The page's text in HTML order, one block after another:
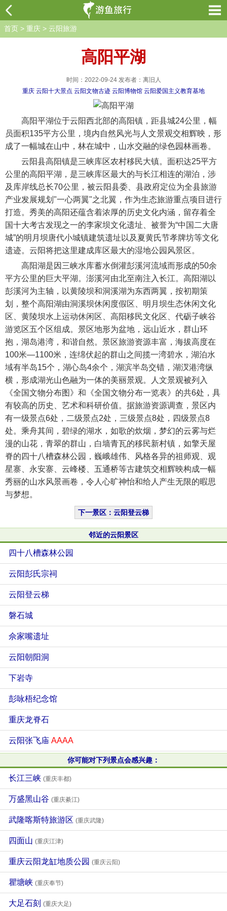
首页 > 重庆 > 云阳旅游
高阳平湖
时间：2022-09-24 发布者：离旧人
重庆 云阳十大景点 云阳文物古迹 云阳博物馆 云阳爱国主义教育基地
高阳平湖位于云阳西北部的高阳镇，距县城24公里，幅
员面积135平方公里，境内自然风光与人文景观交相辉映，形
成了一幅城在山中，林在城中，山水交融的绿色园林画卷。
云阳县高阳镇是三峡库区农村移民大镇。面积达25平方
公里的高阳平湖，是三峡库区最大的与长江相连的湖泊，涉
及库岸线总长70公里，被云阳县委、县政府定位为全县旅游
产业发展规划"一心两翼"之北翼，作为生态旅游重点项目进行
打造。秀美的高阳还蕴含着浓厚的历史文化内涵，留存着全
国十大考古发现之一的李家坝文化遗址、被誉为“中国二大唐
城”的明月坝唐代小城镇建筑遗址以及夏黄氏节孝牌坊等文化
遗迹。云阳将把这里建成库区最大的湿地公园风景区。
高阳湖是因三峡水库蓄水倒灌彭溪河流域而形成的50余
平方公里的巨大平湖。澎溪河由北至南注入长江。高阳湖以
彭溪河为主轴，以黄陵坝和洞溪湖为东西两翼，按初期策
划，整个高阳湖由洞溪坝休闲度假区、明月坝生态休闲文化
区、黄陵坝水上运动休闲区、高阳移民文化区、代砺子峡谷
游览区五个区组成。景区地形为盆地，远山近水，群山环
抱，湖岛港湾，和谐自然。景区旅游资源丰富，海拔高度在
100米—1100米，连绵伏起的群山之间揽一湾碧水，湖泊水
域有半岛15个，湖心岛4余个，湖滨半岛交错，湖汊港湾纵
横，形成湖光山色融为一体的美丽景观。人文景观被列入
《全国文物分布图》和《全国文物分布一览表》的共6处，具
有较高的历史、艺术和科研价值。据旅游资源调查，景区内
有一级景点6处，二级景点2处，三级景点8处，四级景点8
处。乘舟其间，碧绿的湖水，如歌的炊烟，梦幻的云雾与烂
漫的山花，青翠的群山，白墙青瓦的移民新村镇，如擎天屋
脊的四十八槽森林公园，巍峨雄伟、风格各异的祖师观、观
星寨、永安寨、云峰楼、五通桥等古建筑交相辉映构成一幅
秀丽的山水风景画卷，令人心旷神怡和给人产生无限的暇思
与梦想。
下一景区：云阳登云梯
邻近的云阳景区
四十八槽森林公园
云阳彭氏宗祠
云阳登云梯
磐石城
佘家嘴遗址
云阳朝阳洞
下岩寺
彭咏梧纪念馆
重庆龙脊石
云阳张飞庙 AAAA
你可能对下列景点会感兴趣：
长江三峡 (重庆丰都)
万盛黑山谷 (重庆綦江)
武隆喀斯特旅游区 (重庆武隆)
四面山 (重庆江津)
重庆云阳龙缸地质公园 (重庆云阳)
瞿塘峡 (重庆奉节)
大足石刻 (重庆大足)